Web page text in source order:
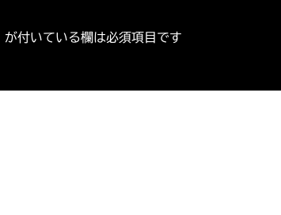
が付いている欄は必須項目です